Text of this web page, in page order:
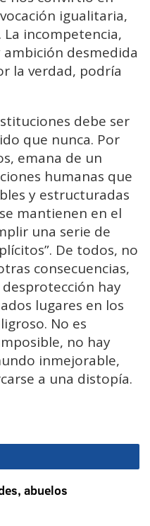
igualitaria,
incompetencia,
desmedida
la verdad, podría
debe ser
que nunca. Por
emana de un
humanas que
y estructuradas
mantienen en el
una serie de
De todos, no
consecuencias,
hay
lugares en los
No es
no hay
inmejorable,
a una distopía.
abuelos